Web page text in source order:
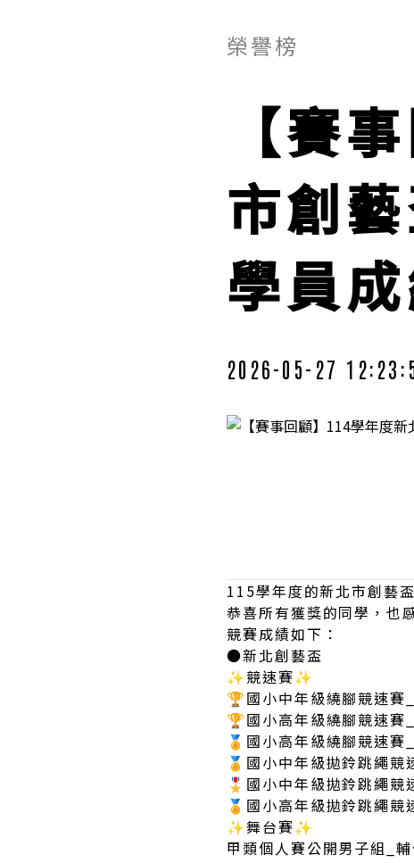
榮譽榜
【賽
市創
學員
2026-05-27
115學年度的新北市創藝
恭喜所有獲獎的同學，也
競賽成績如下：
●新北創藝盃
✨競速賽✨
🏆國小中年級繞腳競速賽
🏆國小高年級繞腳競速賽
🏅國小高年級繞腳競速
🏅國小中年級拋鈴跳繩
🎖️國小中年級拋鈴跳繩競
🏅國小高年級拋鈴跳繩
✨舞台賽✨
甲類個人賽公開男子組_